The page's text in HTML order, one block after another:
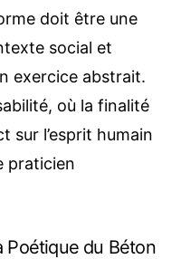
doit être une
social et
exercice abstrait.
où la finalité
sur l’esprit humain
praticien
Poétique du Béton